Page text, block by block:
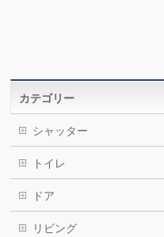
カテゴリー
シャッター
トイレ
ドア
リビング